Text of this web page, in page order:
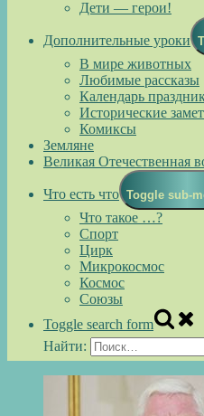
Дети — герои!
Дополнительные уроки
В мире животных
Любимые рассказы
Календарь
Исторические
Комиксы
Земляне
Великая Отечественная
Что есть что Toggle sub-
Что такое …?
Спорт
Цирк
Микрокосмос
Космос
Союзы
Toggle search form
Найти: